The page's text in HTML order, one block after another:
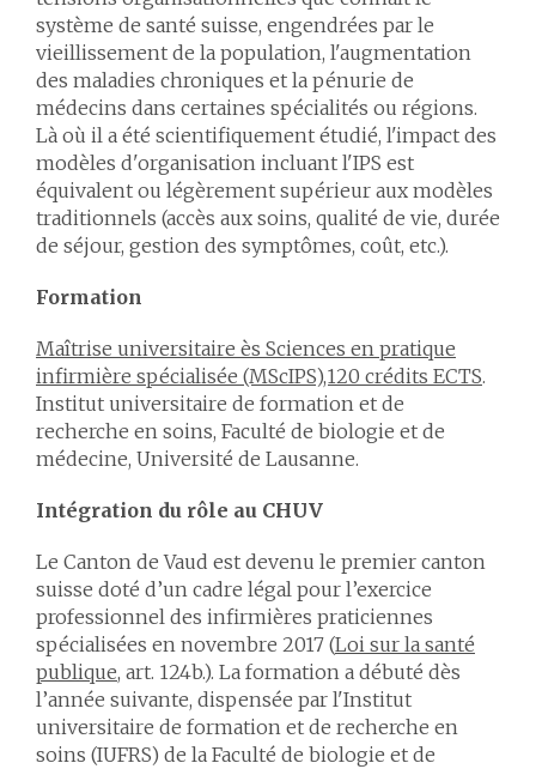
système de santé suisse, engendrées par le
vieillissement de la population, l'augmentation
des maladies chroniques et la pénurie de
médecins dans certaines spécialités ou régions.
Là où il a été scientifiquement étudié, l'impact des
modèles d'organisation incluant l'IPS est
équivalent ou légèrement supérieur aux modèles
traditionnels (accès aux soins, qualité de vie, durée
de séjour, gestion des symptômes, coût, etc.).
Formation
Maîtrise universitaire ès Sciences en pratique
infirmière spécialisée (MScIPS),120 crédits ECTS.
Institut universitaire de formation et de
recherche en soins, Faculté de biologie et de
médecine, Université de Lausanne.
Intégration du rôle au CHUV
Le Canton de Vaud est devenu le premier canton
suisse doté d’un cadre légal pour l’exercice
professionnel des infirmières praticiennes
spécialisées en novembre 2017 (Loi sur la santé
publique, art. 124b.). La formation a débuté dès
l’année suivante, dispensée par l'Institut
universitaire de formation et de recherche en
soins (IUFRS) de la Faculté de biologie et de